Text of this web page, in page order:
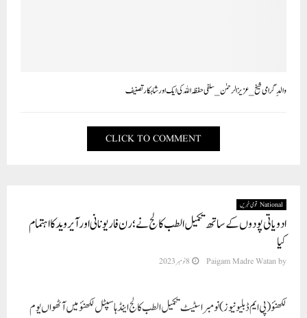
والدِ گرامی شیخ_عزیزالرحمٰن_سلفی حفظہ اللہ کی ایک اور شاہکار تصنیف
CLICK TO COMMENT
National قومی خبریں
ادویاتی پودوں کے ساتھ تکمیل الطب کالج نے ؛ رن فار یونانی اور آیروید کا اہتمام
کیا
by
Paigam Madre Watan 8 نومبر 2023
لکھنؤ (پی ایم ڈبلیو نیوز)نومبر اسٹیٹ تکمیل الطب کالج اینڈ ہاسپٹل لکھنؤ میں آٹھواں یوم